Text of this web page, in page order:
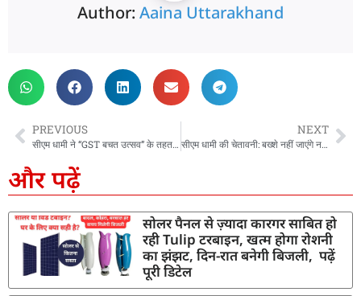
Author: Aaina Uttarakhand
PREVIOUS
सीएम धामी ने “GST बचत उत्सव” के तहत राजपुर, देहरादून में विभिन्न दुकानों का किया भ्रमण
NEXT
सीएम धामी की चेतावनी: बख्शे नहीं जाएंगे नकल माफिया, सरकार को बदनाम करने का रच रहे षडयंत्र
और पढ़ें
सोलर पैनल से ज़्यादा कारगर साबित हो
रही Tulip टरबाइन, खत्म होगा रोशनी
का झंझट, दिन-रात बनेगी बिजली, पढ़ें
पूरी डिटेल